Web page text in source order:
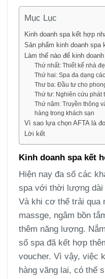
Mục Lục
Kinh doanh spa kết hợp
Sản phẩm kinh doanh spa
Làm thế nào để kinh
Thứ nhất: Thiết kế nhà
Thứ hai: Spa đa dạng
Thư ba: Đầu tư cho
Thứ tư: Nghiên cứu phát
Thứ năm: Truyền thông
hàng trong khách sạn
Vì sao lựa chọn AFTA là
Lời kết
Kinh doanh spa kết
Hiện nay đa số các
spa với thời lượng dài
Và khi cơ thể trải qua
massge, ngâm bồn
thêm năng lượng.
số spa đã kết hợp
voucher. Vì vậy, việc
hàng vãng lai, có thể